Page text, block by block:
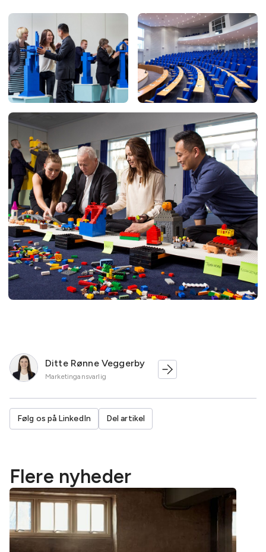
Ditte Rønne Veggerby
Marketingansvarlig
Følg os på LinkedIn Del artikel
Flere nyheder